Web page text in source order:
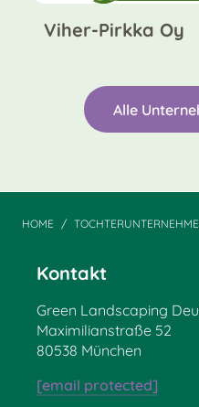
Viher-Pirkka Oy
Alle
HOME
Kontakt
Green Landscaping
Maximilianstraße 52
80538 München
[email protected]